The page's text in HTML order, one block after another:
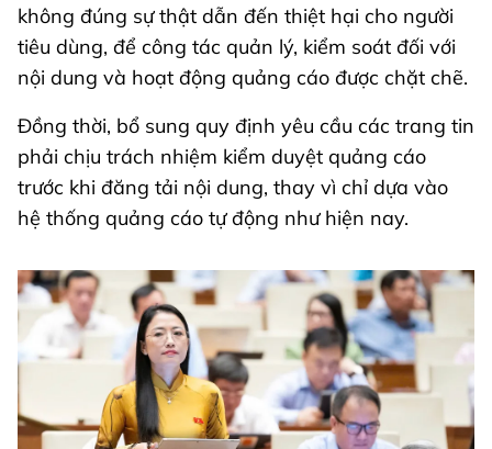
không đúng sự thật dẫn đến thiệt hại cho người
tiêu dùng, để công tác quản lý, kiểm soát đối với
nội dung và hoạt động quảng cáo được chặt chẽ.
Đồng thời, bổ sung quy định yêu cầu các trang tin
phải chịu trách nhiệm kiểm duyệt quảng cáo
trước khi đăng tải nội dung, thay vì chỉ dựa vào
hệ thống quảng cáo tự động như hiện nay.